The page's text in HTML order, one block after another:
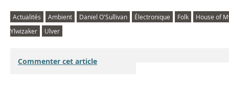
Actualités Ambient Daniel O'Sullivan Électronique Folk
House of
Ylwizaker
Ulver
Commenter cet article